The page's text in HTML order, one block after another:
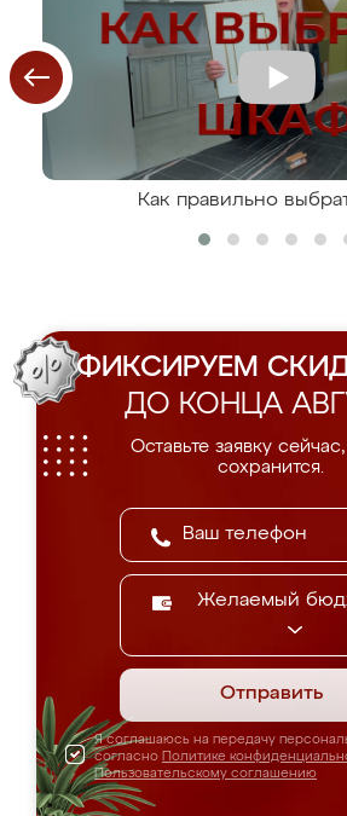
Как правильно
ФИКСИРУЕМ
ДО КОНЦА
Оставьте заявку
сохранится.
Желаемый
Отправить
Я соглашаюсь на передачу
согласно Политике
Пользовательскому соглашению